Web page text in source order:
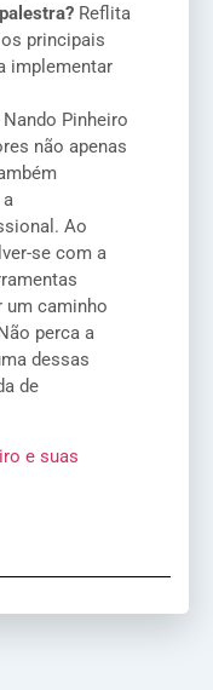
Reflita
principais
implementar
Pinheiro
não apenas
Ao
se com a
um caminho
perca a
dessas
de
e suas